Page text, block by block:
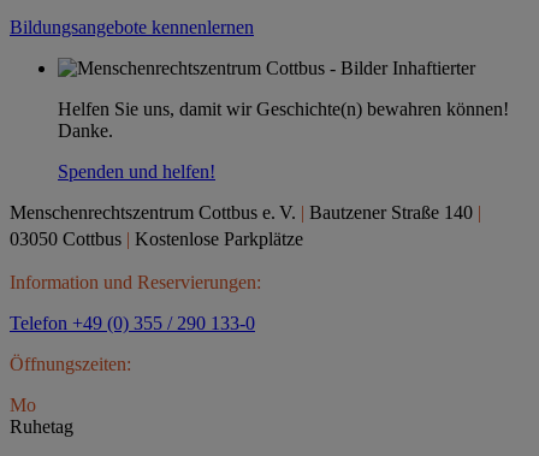
Bildungsangebote kennenlernen
Helfen Sie uns, damit wir Geschichte(n) bewahren können!
Danke.
Spenden und helfen!
Menschenrechtszentrum Cottbus e. V. | Bautzener Straße 140 |
03050 Cottbus | Kostenlose Parkplätze
Information und Reservierungen:
Telefon +49 (0) 355 / 290 133-0
Öffnungszeiten:
Mo
Ruhetag